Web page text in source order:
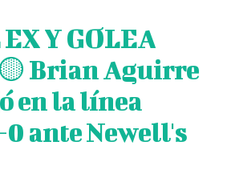
Y GOLEA
Brian Aguirre
en la línea
ante Newell's